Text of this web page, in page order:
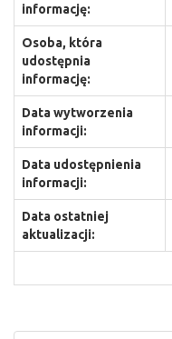
informację:
Osoba, która
udostępnia
informację:
Data wytworzenia
informacji:
Data udostępnienia
informacji:
Data ostatniej
aktualizacji: